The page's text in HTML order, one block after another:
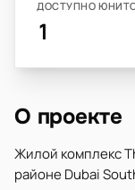
ДОСТУПНО
1
О проекте
Жилой комплекс
районе Dubai